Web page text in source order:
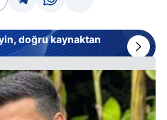
doğru kaynaktan